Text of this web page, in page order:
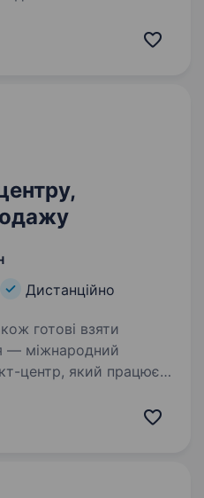
Дистанційно
готові взяти
центр, який працює